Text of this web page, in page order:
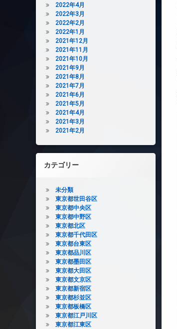
2022年4月
2022年3月
2022年2月
2022年1月
2021年12月
2021年11月
2021年10月
2021年9月
2021年8月
2021年7月
2021年6月
2021年5月
2021年4月
2021年3月
2021年2月
カテゴリー
未分類
東京都世田谷区
東京都中央区
東京都中野区
東京都北区
東京都千代田区
東京都台東区
東京都品川区
東京都墨田区
東京都大田区
東京都文京区
東京都新宿区
東京都杉並区
東京都板橋区
東京都江戸川区
東京都江東区